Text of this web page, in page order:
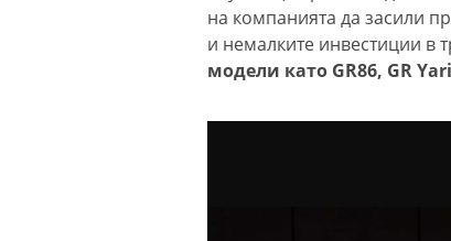
на компанията да засили
и немалките инвестиции в
модели като GR86, GR